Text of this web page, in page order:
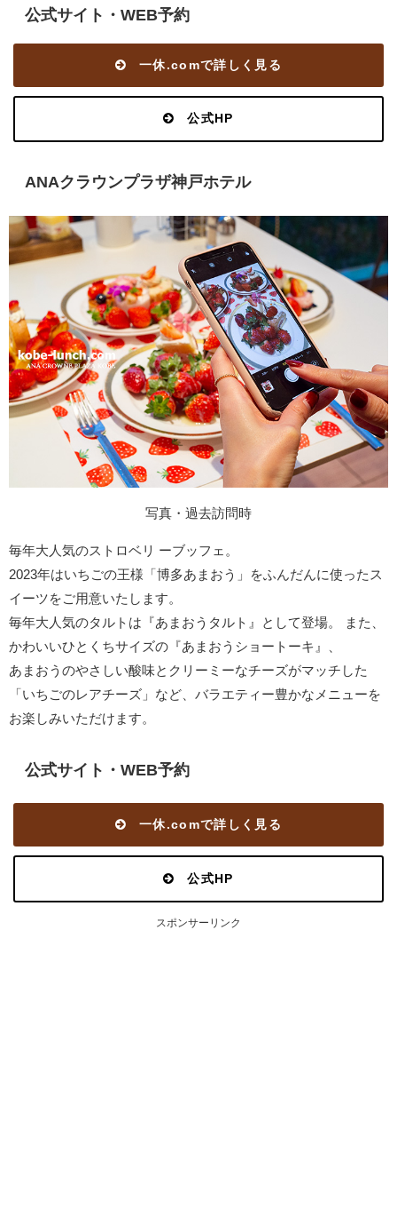
公式サイト・WEB予約
一休.comで詳しく見る
公式HP
ANAクラウンプラザ神戸ホテル
写真・過去訪問時
毎年大人気のストロベリ ーブッフェ。
2023年はいちごの王様「博多あまおう」をふんだんに使ったス
イーツをご用意いたします。
毎年大人気のタルトは『あまおうタルト』として登場。 また、
かわいいひとくちサイズの『あまおうショートーキ』、
あまおうのやさしい酸味とクリーミーなチーズがマッチした
「いちごのレアチーズ」など、バラエティー豊かなメニューを
お楽しみいただけます。
公式サイト・WEB予約
一休.comで詳しく見る
公式HP
スポンサーリンク